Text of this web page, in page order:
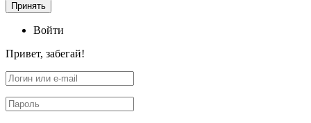
Принять
Войти
Привет, забегай!